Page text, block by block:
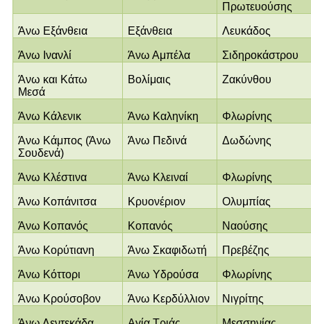
Πρωτευούσης
Άνω Εξάνθεια Εξάνθεια Λευκάδος
Άνω Ινανλί Άνω Αμπέλα Σιδηροκάστρου
Άνω και Κάτω
Μεσά
Βολίμαις Ζακύνθου
Άνω Κάλενικ Άνω Καληνίκη Φλωρίνης
Άνω Κάμπος (Άνω
Σουδενά)
Άνω Πεδινά Δωδώνης
Άνω Κλέστινα Άνω Κλειναί Φλωρίνης
Άνω Κοπάνιτσα Κρυονέριον Ολυμπίας
Άνω Κοπανός Κοπανός Ναούσης
Άνω Κορύτιανη Άνω Σκαφιδωτή Πρεβέζης
Άνω Κόττορι Άνω Υδρούσα Φλωρίνης
Άνω Κρούσοβον Άνω Κερδύλλιον Νιγρίτης